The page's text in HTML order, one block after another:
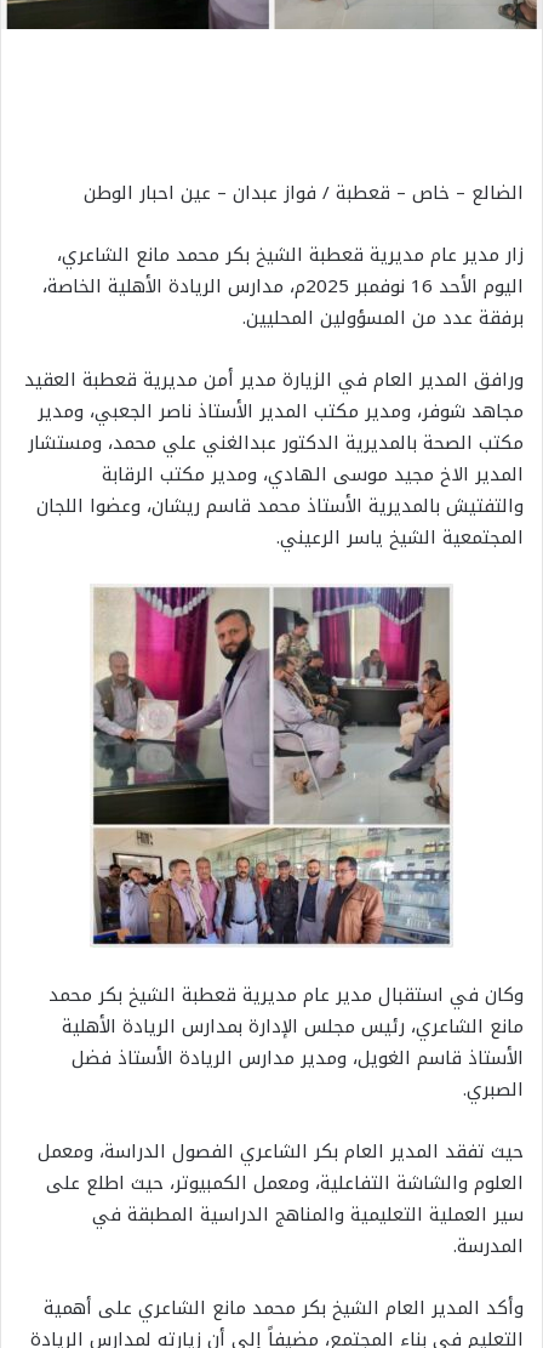
الضالع – خاص – قعطبة / فواز عبدان – عين احبار الوطن
زار مدير عام مديرية قعطبة الشيخ بكر محمد مانع الشاعري،
اليوم الأحد 16 نوفمبر 2025م، مدارس الريادة الأهلية الخاصة،
برفقة عدد من المسؤولين المحليين.
ورافق المدير العام في الزيارة مدير أمن مديرية قعطبة العقيد
مجاهد شوفر، ومدير مكتب المدير الأستاذ ناصر الجعبي، ومدير
مكتب الصحة بالمديرية الدكتور عبدالغني علي محمد، ومستشار
المدير الاخ مجيد موسى الهادي، ومدير مكتب الرقابة
والتفتيش بالمديرية الأستاذ محمد قاسم ريشان، وعضوا اللجان
المجتمعية الشيخ ياسر الرعيني.
وكان في استقبال مدير عام مديرية قعطبة الشيخ بكر محمد
مانع الشاعري، رئيس مجلس الإدارة بمدارس الريادة الأهلية
الأستاذ قاسم الغويل، ومدير مدارس الريادة الأستاذ فضل
الصبري.
حيث تفقد المدير العام بكر الشاعري الفصول الدراسة، ومعمل
العلوم والشاشة التفاعلية، ومعمل الكمبيوتر، حيث اطلع على
سير العملية التعليمية والمناهج الدراسية المطبقة في
المدرسة.
وأكد المدير العام الشيخ بكر محمد مانع الشاعري على أهمية
التعليم في بناء المجتمع، مضيفاً إلى أن زيارته لمدارس الريادة